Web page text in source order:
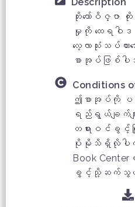
Description
ဘိုးတော်ဝိဇ္ဇာ
မှုကို ထေရဝါဒ
လေ့လာသုံးသပ်ထာ
စာအုပ်ဖြစ်ပ
Conditions
ဤစာအုပ်ကို ပည
ရည်ရွယ်ချက်မ
တရားဝင်ခွင့်ပ
ပိုမိုသိရှိလိုပါက
Book
ခွင့်သို့ဆက်သွယ်